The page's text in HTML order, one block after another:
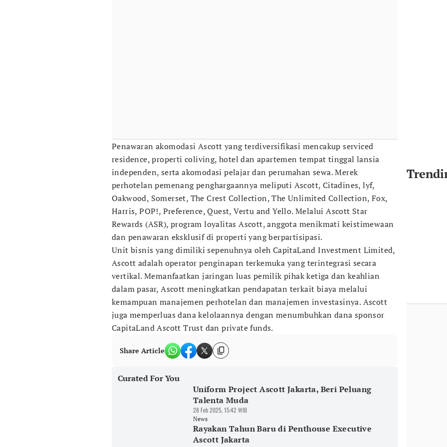
Penawaran akomodasi Ascott yang terdiversifikasi mencakup serviced
residence, properti coliving, hotel dan apartemen tempat tinggal lansia
independen, serta akomodasi pelajar dan perumahan sewa. Merek
perhotelan pemenang penghargaannya meliputi Ascott, Citadines, lyf,
Oakwood, Somerset, The Crest Collection, The Unlimited Collection, Fox,
Harris, POP!, Preference, Quest, Vertu and Yello. Melalui Ascott Star
Rewards (ASR), program loyalitas Ascott, anggota menikmati keistimewaan
dan penawaran eksklusif di properti yang berpartisipasi.
Unit bisnis yang dimiliki sepenuhnya oleh CapitaLand Investment Limited,
Ascott adalah operator penginapan terkemuka yang terintegrasi secara
vertikal. Memanfaatkan jaringan luas pemilik pihak ketiga dan keahlian
dalam pasar, Ascott meningkatkan pendapatan terkait biaya melalui
kemampuan manajemen perhotelan dan manajemen investasinya. Ascott
juga memperluas dana kelolaannya dengan menumbuhkan dana sponsor
CapitaLand Ascott Trust dan private funds.
Share Article
Curated For You
Uniform Project Ascott Jakarta, Beri Peluang
Talenta Muda
28 Feb 2025, 15:42 WIB
News
Rayakan Tahun Baru di Penthouse Executive
Ascott Jakarta